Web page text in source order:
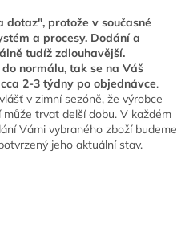
dotaz", protože v současné
a procesy. Dodání a
tudíž zdlouhavější.
normálu, tak se na Váš
2-3 týdny po objednávce.
v zimní sezóně, že výrobce
trvat delší dobu. V každém
Vámi vybraného zboží budeme
jeho aktuální stav.